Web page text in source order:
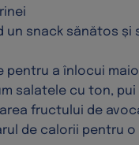
un snack sănătos și
pentru a înlocui
salatele cu ton, pui
fructului de
de calorii pentru o